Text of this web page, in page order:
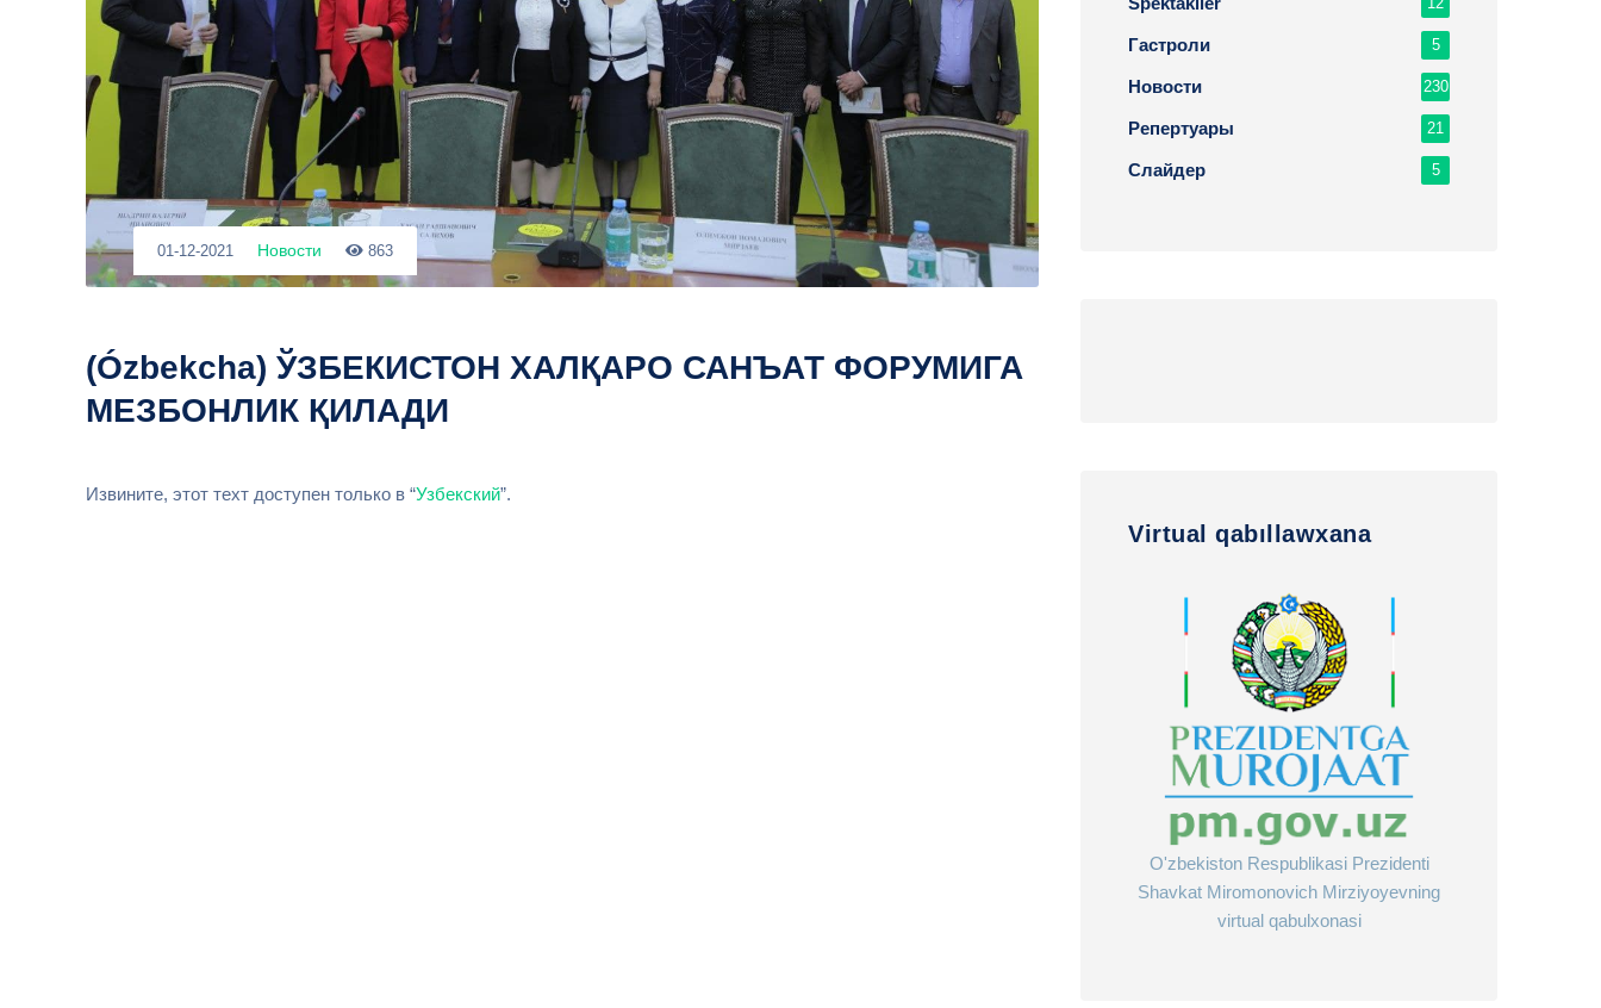
01-12-2021 Новости 863
(Ózbekcha) ЎЗБЕКИСТОН ХАЛҚАРО САНЪАТ ФОРУМИГА
МЕЗБОНЛИК ҚИЛАДИ
Извините, этот техт доступен только в “Узбекский”.
Гастроли 5
Новости 230
Репертуары 21
Слайдер 5
Virtual qabıllawxana
O'zbekiston Respublikasi Prezidenti
Shavkat Miromonovich Mirziyoyevning
virtual qabulxonasi